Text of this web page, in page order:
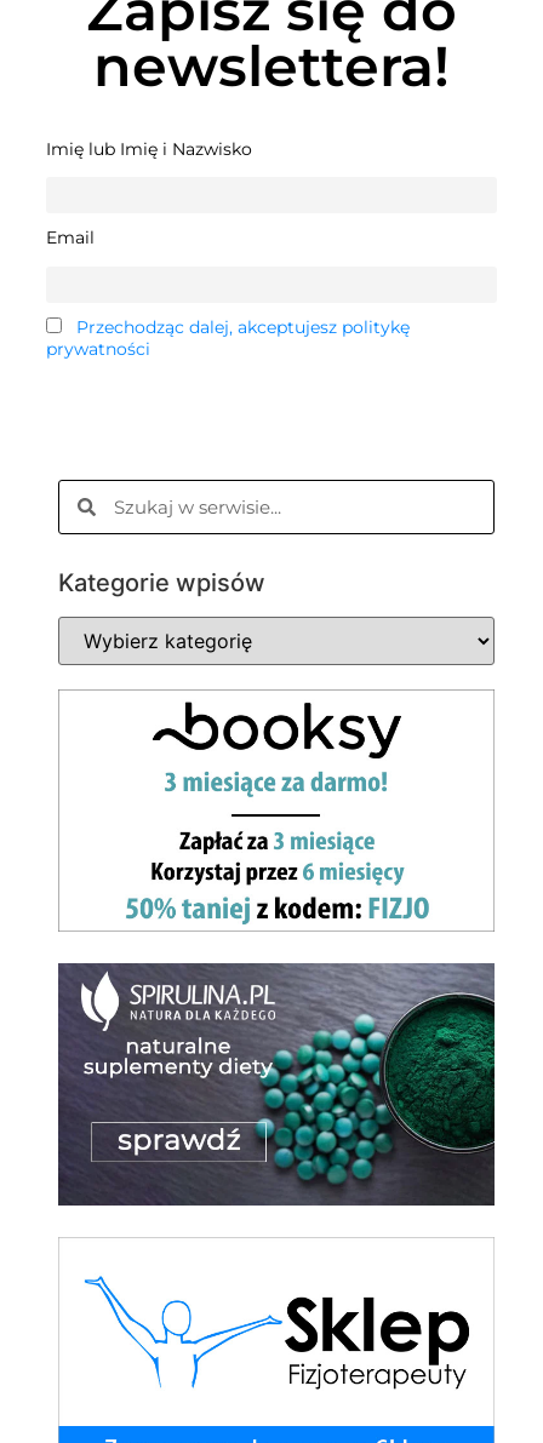
newslettera!
Imię lub Imię i Nazwisko
Email
Przechodząc dalej, akceptujesz politykę
prywatności
Kategorie wpisów